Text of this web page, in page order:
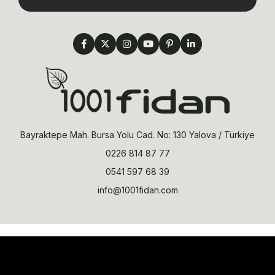
Şimşir fidanı yüksek rakımlı arazi bölgelerinde yetişebildiği gibi
Tohumlarıyla toprağa ekilerek fidan elde edilebilir. Ancak bu yöntem
çok fazla kullanılmamaktadır. Bu durumun etkenleri arasında çok
yavaş büyüyor olması gösterilebilir. Bir diğer nedense çoğu zaman
istenilen verimin alınamıyor olmasıdır.
Şimşir fidanını elde etmek için ağacın ve çalının çelikleme yöntemiyle
çoğaltılması uygun olacaktır. Ucuz maliyetli ve kolay bir yöntem
olduğu için üreticiler tarafından bu yöntem daha çok tercih
edilmektedir. Çelikleme yöntemi; gövde, yaprak ve kökten alınacak
Ev ortamında çoğaltma yapmak isteniyorsa, yetişmiş ağaçlardan
sağlamak gerekiyor. Sera etkili ortamların koruyucu olması, çoğaltım
için son derece yararlı olacaktır. Rüzgâr gibi yaprakların nemini emici
Şimşir fidanı seçimi, yeterli verimi alabilmek için çok önemlidir.
Gelişmiş olan çalı ve ağaçlardan alınacak bölümler fidan için oldukça
Bayraktepe Mah. Bursa Yolu Cad. No: 130 Yalova / Türkiye
0226 814 87 77
0541 597 68 39
info@1001fidan.com